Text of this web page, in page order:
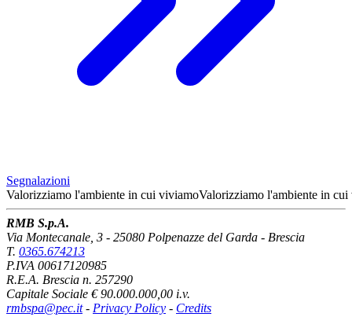
Segnalazioni
Valorizziamo l'ambiente in cui viviamoValorizziamo l'ambiente in cui
RMB S.p.A.
Via Montecanale, 3 - 25080 Polpenazze del Garda - Brescia
T. 0365.674213
P.IVA 00617120985
R.E.A. Brescia n. 257290
Capitale Sociale € 90.000.000,00 i.v.
rmbspa@pec.it- Privacy Policy - Credits